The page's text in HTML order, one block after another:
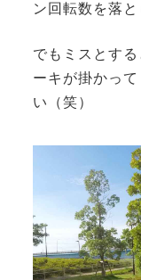
ン回転数を落と
でもミスとす
ーキが掛かっ
い（笑）